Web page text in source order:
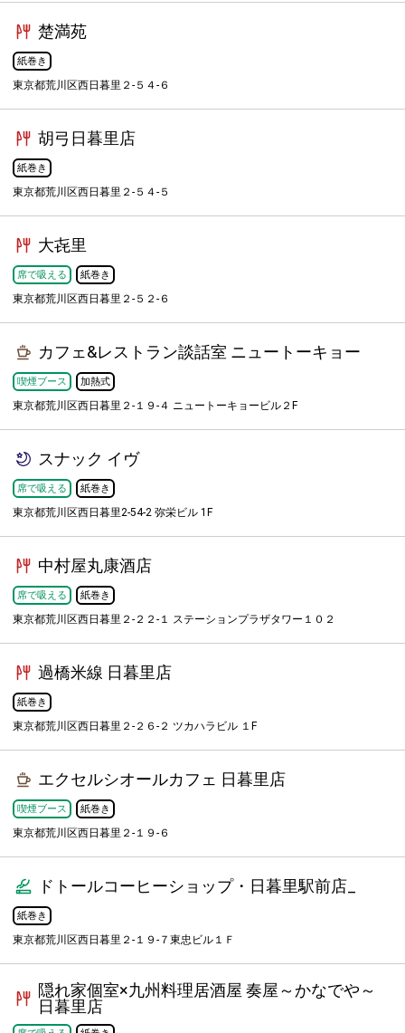
楚満苑
紙巻き
東京都荒川区西日暮里２-５４-６
胡弓日暮里店
紙巻き
東京都荒川区西日暮里２-５４-５
大㐂里
席で吸える 紙巻き
東京都荒川区西日暮里２-５２-６
カフェ&レストラン談話室 ニュートーキョー
喫煙ブース 加熱式
東京都荒川区西日暮里２-１９-４ ニュートーキョービル２F
スナック イヴ
席で吸える 紙巻き
東京都荒川区西日暮里2-54-2 弥栄ビル 1F
中村屋丸康酒店
席で吸える 紙巻き
東京都荒川区西日暮里２-２２-１ ステーションプラザタワー１０２
過橋米線 日暮里店
紙巻き
東京都荒川区西日暮里２-２６-２ ツカハラビル １F
エクセルシオールカフェ 日暮里店
喫煙ブース 紙巻き
東京都荒川区西日暮里２-１９-６
ドトールコーヒーショップ・日暮里駅前店_
紙巻き
東京都荒川区西日暮里２‐１９‐７東忠ビル１Ｆ
隠れ家個室×九州料理居酒屋 奏屋～かなでや～
日暮里店